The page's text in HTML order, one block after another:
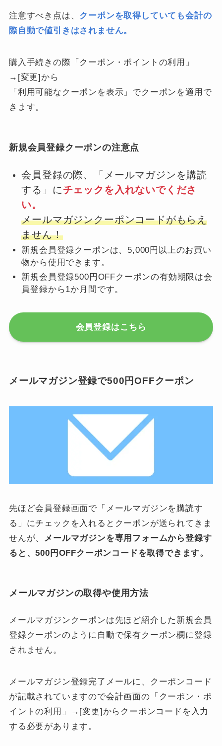
注意すべき点は、 クーポンを取得していても会計の
際自動で値引きはされません。
購入手続きの際「クーポン・ポイントの利用」
→[変更]から
「利用可能なクーポンを表示」でクーポンを適用で
きます。
新規会員登録クーポンの注意点
会員登録の際、「メールマガジンを購読
する」にチェックを入れないでくださ
い。
メールマガジンクーポンコードがもらえ
ません！
新規会員登録クーポンは、5,000円以上のお買い
物から使用できます。
新規会員登録500円OFFクーポンの有効期限は会
員登録から1か月間です。
会員登録はこちら
メールマガジン登録で500円OFFクーポン
先ほど会員登録画面で「メールマガジンを購読す
る」にチェックを入れるとクーポンが送られてきま
せんが、
メールマガジンを専用フォームから登録す
ると、500円OFFクーポンコードを取得できます。
メールマガジンの取得や使用方法
メールマガジンクーポンは先ほど紹介した新規会員
登録クーポンのように自動で保有クーポン欄に登録
されません。
メールマガジン登録完了メールに、クーポンコード
が記載されていますので会計画面の「クーポン・ポ
イントの利用」→[変更]からクーポンコードを入力
する必要があります。